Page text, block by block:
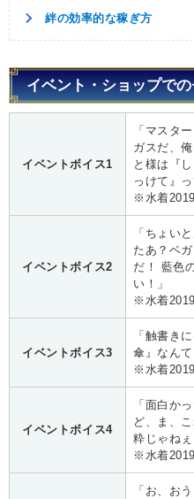
絆の効率的な稼ぎ方
イベント・ショップで
イベントボイス1
「マスタ
ガスだ、
と様は『
っけて』
※水着
イベントボイス2
「ちょい
たあ？ベ
だ！ 藍色
い！」
※水着
イベントボイス3
「触書き
傘』なん
※水着
イベントボイス4
「面白か
ど、ま、
粋じゃねぇ
※水着
「お、お